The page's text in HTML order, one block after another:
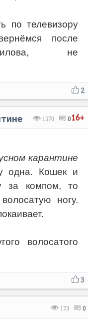
по телевизору
после
не
2
16+
1570 0
карантине
одна. Кошек и
за компом, то
ногу.
волосатого
3
173 0